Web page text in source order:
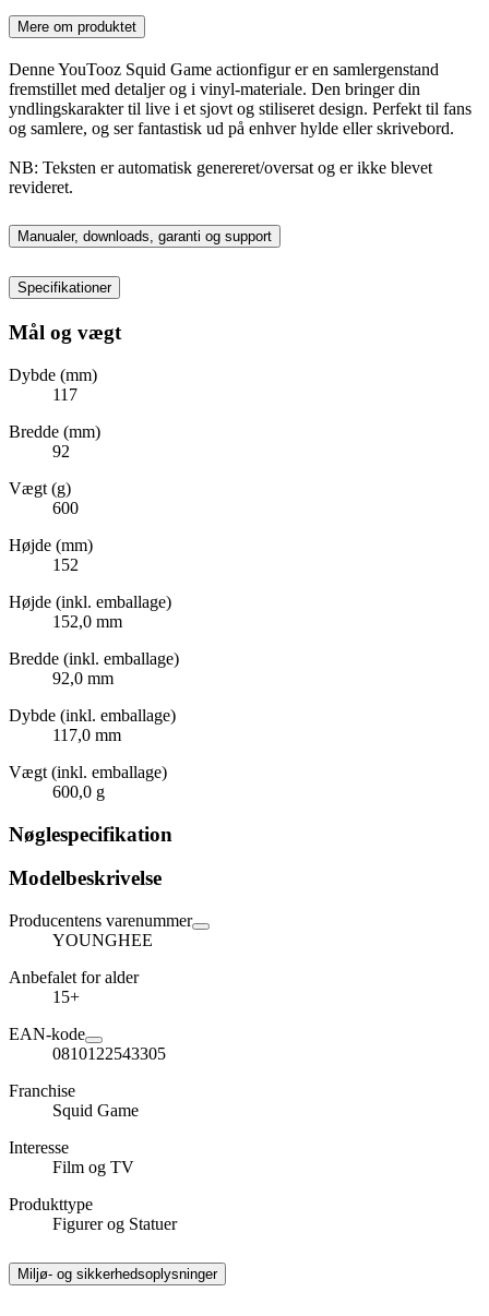
Mere om produktet
Denne YouTooz Squid Game actionfigur er en samlergenstand
fremstillet med detaljer og i vinyl-materiale. Den bringer din
yndlingskarakter til live i et sjovt og stiliseret design. Perfekt til fans
og samlere, og ser fantastisk ud på enhver hylde eller skrivebord.
NB: Teksten er automatisk genereret/oversat og er ikke blevet
revideret.
Manualer, downloads, garanti og support
Specifikationer
Mål og vægt
Dybde (mm)
117
Bredde (mm)
92
Vægt (g)
600
Højde (mm)
152
Højde (inkl. emballage)
152,0 mm
Bredde (inkl. emballage)
92,0 mm
Dybde (inkl. emballage)
117,0 mm
Vægt (inkl. emballage)
600,0 g
Nøglespecifikation
Modelbeskrivelse
Producentens varenummer
YOUNGHEE
Anbefalet for alder
15+
EAN-kode
0810122543305
Franchise
Squid Game
Interesse
Film og TV
Produkttype
Figurer og Statuer
Miljø- og sikkerhedsoplysninger